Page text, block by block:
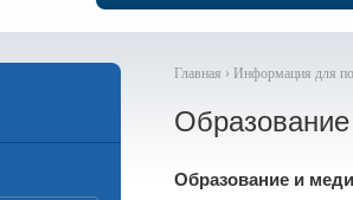
Главная › Информация для
Образование и